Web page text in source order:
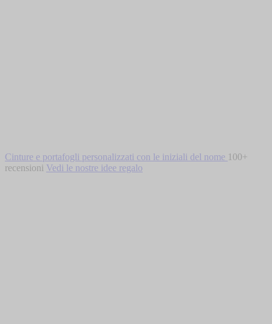
Cinture e portafogli personalizzati con le iniziali del nome 100+
recensioni Vedi le nostre idee regalo